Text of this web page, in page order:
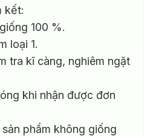
kết:
100 %.
loại 1.
tra kĩ càng, nghiêm ngặt
khi nhận được đơn
phẩm không giống